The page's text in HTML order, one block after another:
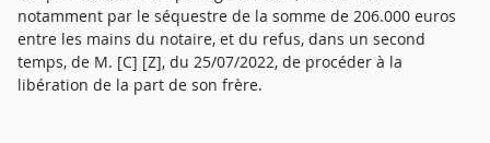
notamment par le séquestre de la somme de 206.000 euros
entre les mains du notaire, et du refus, dans un second
temps, de M. [C] [Z], du 25/07/2022, de procéder à la
libération de la part de son frère.